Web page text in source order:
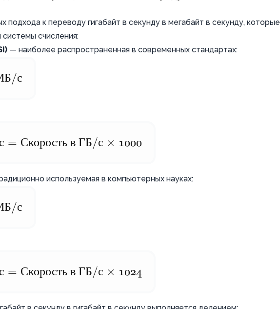
подхода к переводу гигабайт в секунду в мегабайт в секунду, которые
системы счисления:
— наиболее распространенная в современных стандартах:
/с
с = Скорость в ГБ/с × 1000
используемая в компьютерных науках:
/с
с = Скорость в ГБ/с × 1024